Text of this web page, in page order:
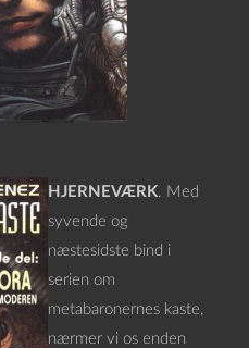
HJERNEVÆRK. Med
syvende og
næstesidste bind i
serien om
metabaronernes kaste,
nærmer vi os enden